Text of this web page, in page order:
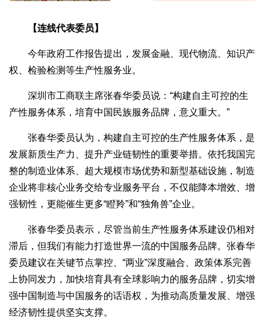
【连线代表委员】
今年政府工作报告提出，发展金融、现代物流、知识产
权、检验检测等生产性服务业。
深圳市工商联主席张春华委员说：“构建自主可控的生
产性服务体系，培育中国民族服务品牌，意义重大。”
张春华委员认为，构建自主可控的生产性服务体系，是
发展新质生产力、提升产业链韧性的重要举措。依托我国完
整的制造业体系、超大规模市场优势和新型基础设施，制造
企业将非核心业务交给专业服务平台，不仅能降本增效、增
强韧性，更能催生更多“瞪羚”和“独角兽”企业。
张春华委员表示，尽管当前生产性服务体系建设仍相对
滞后，但我们有能力打造世界一流的中国服务品牌。张春华
委员建议在关键节点掌控、“两业”深度融合、政策体系完善
上协同发力，加快培育具有全球影响力的服务品牌，切实增
强中国制造与中国服务的话语权，为推动高质量发展、增强
经济韧性提供坚实支撑。